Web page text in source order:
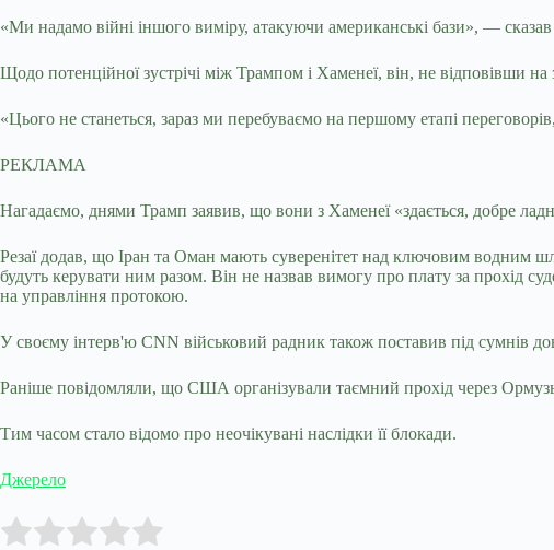
«Ми надамо війні іншого виміру, атакуючи американські бази», —
Щодо потенційної зустрічі між Трампом і Хаменеї, він, не відповівши
«Цього не станеться, зараз ми перебуваємо на першому етапі
РЕКЛАМА
Нагадаємо, днями Трамп заявив, що вони з Хаменеї «здається, добре
Резаї додав, що Іран та Оман мають суверенітет над ключовим водним
будуть керувати ним разом. Він не назвав вимогу про плату за прохід
на управління протокою.
У своєму інтерв'ю CNN військовий радник також поставив під сумнів
Раніше повідомляли, що США організували таємний прохід через
Тим часом стало відомо про неочікувані наслідки її блокади.
Джерело
Rate this item: